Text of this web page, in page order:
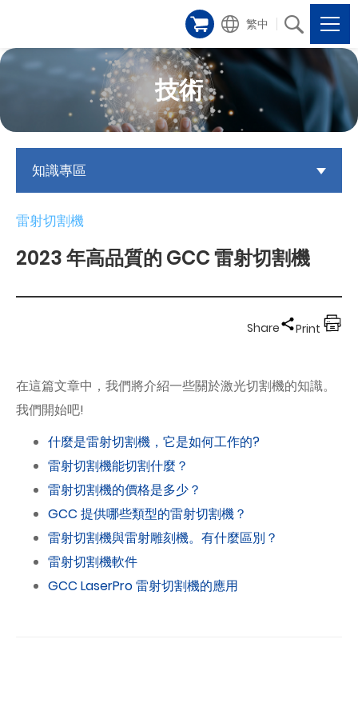
繁中
技術
知識專區
雷射切割機
2023 年高品質的 GCC 雷射切割機
Share Print
在這篇文章中，我們將介紹一些關於激光切割機的知識。
我們開始吧!
什麼是雷射切割機，它是如何工作的?
雷射切割機能切割什麼？
雷射切割機的價格是多少？
GCC 提供哪些類型的雷射切割機？
雷射切割機與雷射雕刻機。有什麼區別？
雷射切割機軟件
GCC LaserPro 雷射切割機的應用